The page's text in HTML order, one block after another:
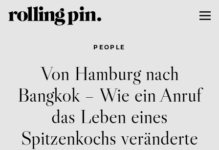
PEOPLE
Von Hamburg nach
Bangkok – Wie ein Anruf
das Leben eines
Spitzenkochs veränderte